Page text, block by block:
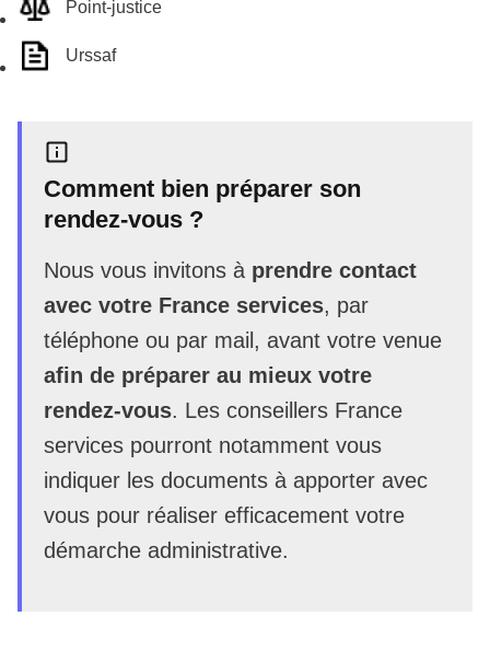
Point-justice
Urssaf
Comment bien préparer son
rendez-vous ?
Nous vous invitons à prendre contact
avec votre France services, par
téléphone ou par mail, avant votre venue
afin de préparer au mieux votre
rendez-vous. Les conseillers France
services pourront notamment vous
indiquer les documents à apporter avec
vous pour réaliser efficacement votre
démarche administrative.